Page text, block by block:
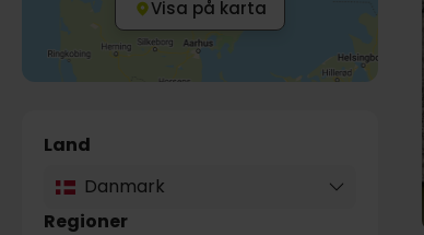
Visa på karta
Land
Danmark
Regioner